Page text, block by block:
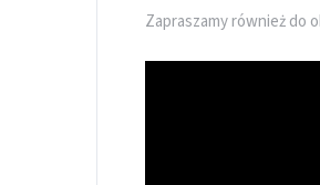
Zapraszamy również do